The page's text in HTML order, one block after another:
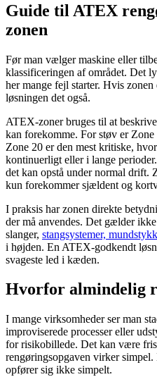
Guide til ATEX
zonen
Før man vælger maskine eller
klassificeringen af området. Det
her mange fejl starter. Hvis
løsningen det også.
ATEX-zoner bruges til at
kan forekomme. For støv er
Zone 20 er den mest kritiske,
kontinuerligt eller i lange
det kan opstå under normal drift.
kun forekommer sjældent og
I praksis har zonen direkte
der må anvendes. Det gælder
slanger, stangsystemer,
i højden. En ATEX-godkendt
svageste led i kæden.
Hvorfor almindelig
I mange virksomheder ser man
improviserede processer eller
for risikobillede. Det kan være
rengøringsopgaven virker
opfører sig ikke simpelt.